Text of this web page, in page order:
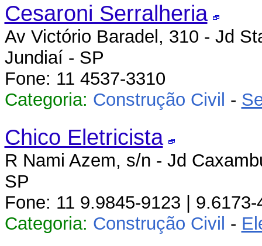
Cesaroni Serralheria
Av Victório Baradel, 310 - Jd
Jundiaí - SP
Fone: 11 4537-3310
Categoria: Construção Civil -
Chico Eletricista
R Nami Azem, s/n - Jd
SP
Fone: 11 9.9845-9123 | 9.6173-
Categoria: Construção Civil -